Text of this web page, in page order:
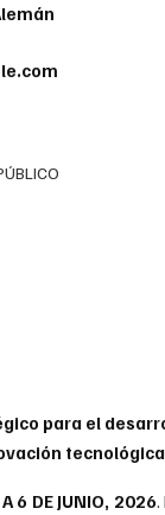
para el
6 DE JUNIO, 2026.